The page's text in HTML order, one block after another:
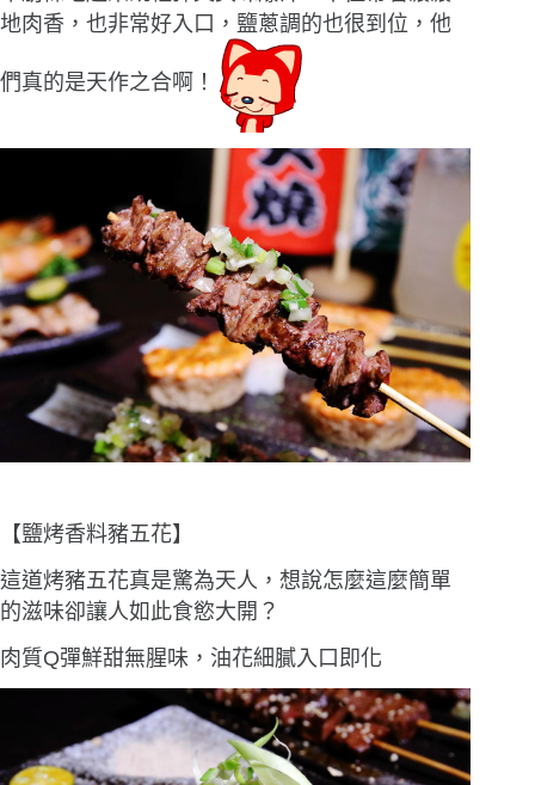
地肉香，也非常好入口，鹽蔥調的也很到位，他
們真的是天作之合啊！
【鹽烤香料豬五花】
這道烤豬五花真是驚為天人，想說怎麼這麼簡單
的滋味卻讓人如此食慾大開？
肉質Q彈鮮甜無腥味，油花細膩入口即化